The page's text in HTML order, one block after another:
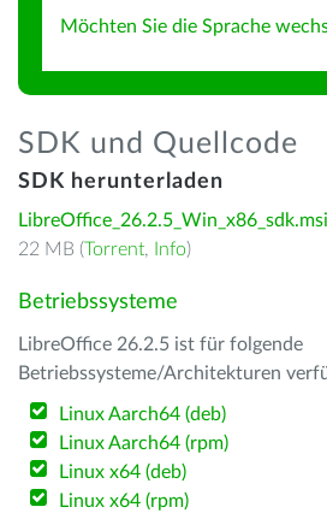
Möchten Sie die Sprache
SDK und Quellcode
SDK herunterladen
LibreOffice_26.2.5_Win_x86_sdk.msi
22 MB (Torrent, Info)
Betriebssysteme
LibreOffice 26.2.5 ist für folgende
Betriebssysteme/Architekturen
Linux Aarch64 (deb)
Linux Aarch64 (rpm)
Linux x64 (deb)
Linux x64 (rpm)